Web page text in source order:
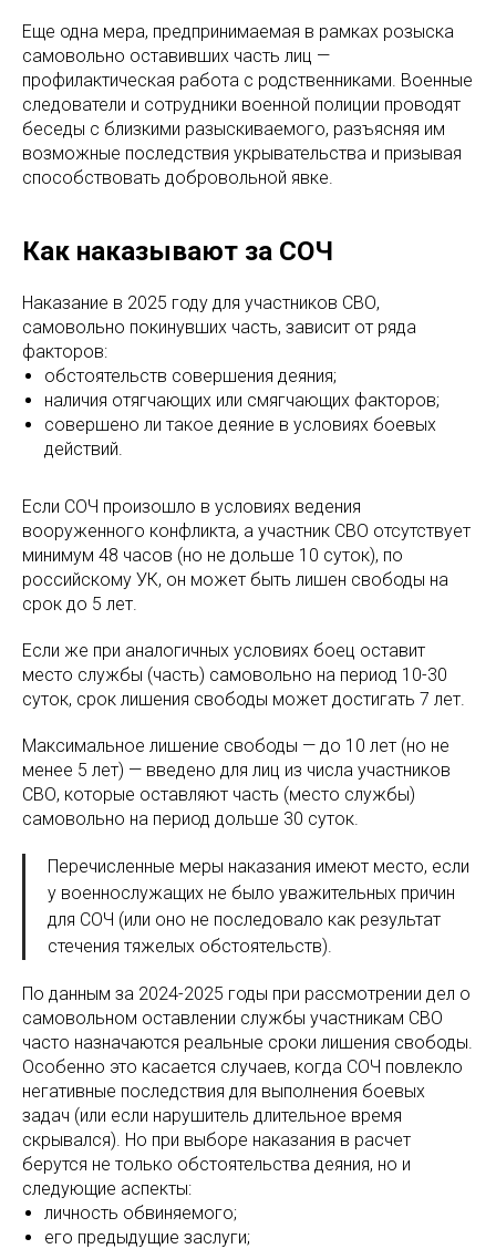
Еще одна мера, предпринимаемая в рамках розыска
самовольно оставивших часть лиц —
профилактическая работа с родственниками. Военные
следователи и сотрудники военной полиции проводят
беседы с близкими разыскиваемого, разъясняя им
возможные последствия укрывательства и призывая
способствовать добровольной явке.
Как наказывают за СОЧ
Наказание в 2025 году для участников СВО,
самовольно покинувших часть, зависит от ряда
факторов:
обстоятельств совершения деяния;
наличия отягчающих или смягчающих факторов;
совершено ли такое деяние в условиях боевых
действий.
Если СОЧ произошло в условиях ведения
вооруженного конфликта, а участник СВО отсутствует
минимум 48 часов (но не дольше 10 суток), по
российскому УК, он может быть лишен свободы на
срок до 5 лет.
Если же при аналогичных условиях боец оставит
место службы (часть) самовольно на период 10-30
суток, срок лишения свободы может достигать 7 лет.
Максимальное лишение свободы — до 10 лет (но не
менее 5 лет) — введено для лиц из числа участников
СВО, которые оставляют часть (место службы)
самовольно на период дольше 30 суток.
Перечисленные меры наказания имеют место, если
у военнослужащих не было уважительных причин
для СОЧ (или оно не последовало как результат
стечения тяжелых обстоятельств).
По данным за 2024-2025 годы при рассмотрении дел о
самовольном оставлении службы участникам СВО
часто назначаются реальные сроки лишения свободы.
Особенно это касается случаев, когда СОЧ повлекло
негативные последствия для выполнения боевых
задач (или если нарушитель длительное время
скрывался). Но при выборе наказания в расчет
берутся не только обстоятельства деяния, но и
следующие аспекты:
личность обвиняемого;
его предыдущие заслуги;